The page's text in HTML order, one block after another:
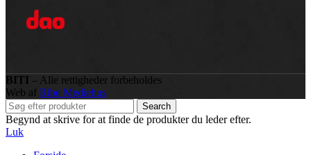
BITI – Alle rettigheder forbeholdes
Web af Ribe Mediehus
Search
Begynd at skrive for at finde de produkter du leder efter.
Luk